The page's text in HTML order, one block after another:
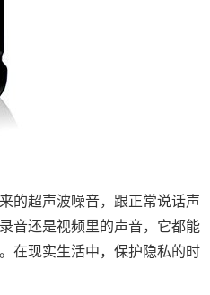
的超声波噪音，跟正常说话声
音还是视频里的声音，它都能
在现实生活中，保护隐私的时